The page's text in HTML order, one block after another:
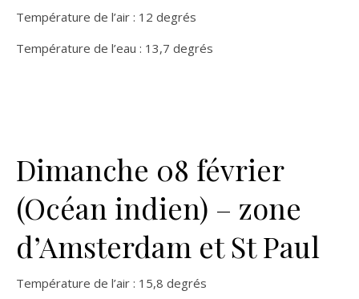
Température de l’air : 12 degrés
Température de l’eau : 13,7 degrés
Dimanche 08 février
(Océan indien) – zone
d’Amsterdam et St Paul
Température de l’air : 15,8 degrés